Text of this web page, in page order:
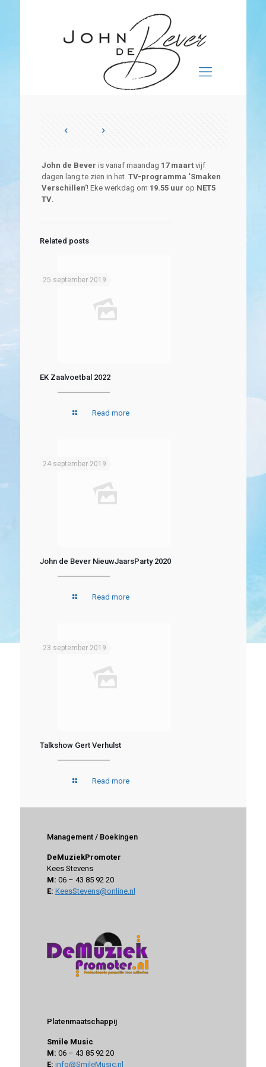
John de Bever is vanaf maandag 17 maart vijf
dagen lang te zien in het TV-programma ‘Smaken
Verschillen’! Eke werkdag om 19.55 uur op NET5
TV.
Related posts
25 september 2019
EK Zaalvoetbal 2022
Read more
24 september 2019
John de Bever NieuwJaarsParty 2020
Read more
23 september 2019
Talkshow Gert Verhulst
Read more
Management / Boekingen
DeMuziekPromoter
Kees Stevens
M: 06 – 43 85 92 20
E: KeesStevens@online.nl
Platenmaatschappij
Smile Music
M: 06 – 43 85 92 20
E: info@SmileMusic.nl